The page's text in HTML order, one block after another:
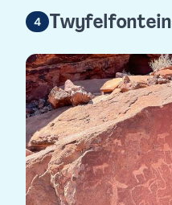
Twyfelfontein